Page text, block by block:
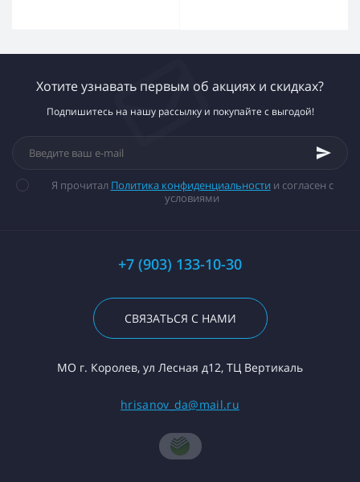
Хотите узнавать первым об акциях и скидках?
Подпишитесь на нашу рассылку и покупайте с выгодой!
Я прочитал Политика конфиденциальности и согласен с
условиями
+7 (903) 133-10-30
СВЯЗАТЬСЯ С НАМИ
МО г. Королев, ул Лесная д12, ТЦ Вертикаль
hrisanov_da@mail.ru